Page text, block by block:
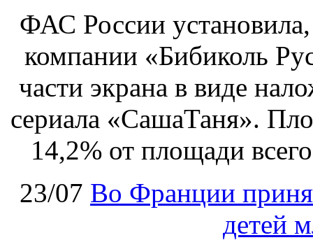
ФАС России установила,
компании «Бибиколь
части экрана в виде
сериала «СашаТаня».
14,2% от площади
23/07 Во Франции
детей